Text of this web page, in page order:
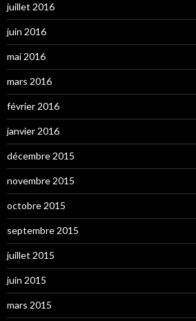
juillet 2016
juin 2016
mai 2016
mars 2016
février 2016
janvier 2016
décembre 2015
novembre 2015
octobre 2015
septembre 2015
juillet 2015
juin 2015
mars 2015